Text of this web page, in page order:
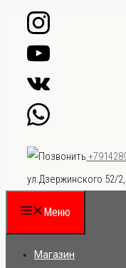
Перейти
содержимому
ул.Дзержинского 52/
Меню
Магазин